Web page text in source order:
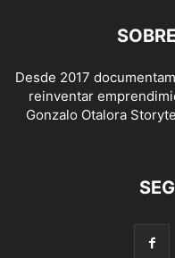
Desde 2017
reinventar
Gonzalo Otalora